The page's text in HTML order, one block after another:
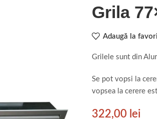
Grila
Adaugă la
Grilele sunt din
Se pot vopsi la
vopsea la cerere
322,00 lei